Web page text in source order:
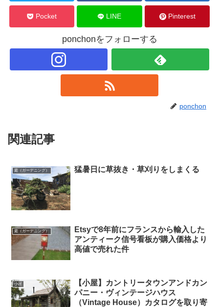
Pocket LINE Pinterest
ponchonをフォローする
ponchon
関連記事
庭（ガーデニング） 猛暑日に草抜き・草刈りをしまくる
庭（ガーデニング）
Etsyで8年前にフランスから輸入した
アンティーク信号看板が購入価格より
高値で売れた件
小屋
【小屋】カントリータウンアンドカン
パニー・ヴィンテージハウス
（Vintage House）カタログを取り寄